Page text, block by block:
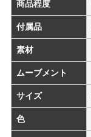
商品程度
付属品
素材
ムーブメント
サイズ
色